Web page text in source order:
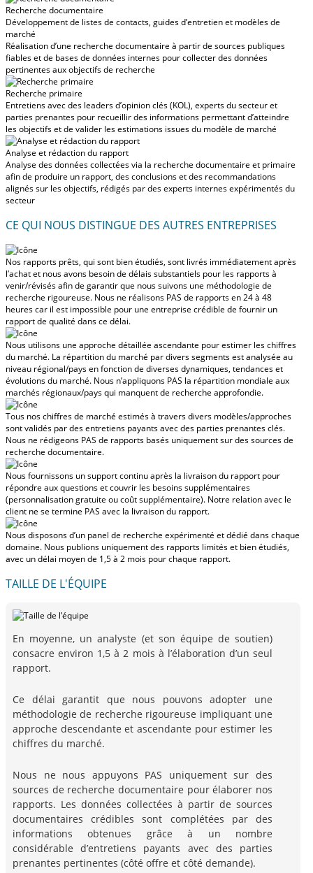
Recherche documentaire
Développement de listes de contacts, guides d’entretien et modèles de
marché
Réalisation d’une recherche documentaire à partir de sources publiques
fiables et de bases de données internes pour collecter des données
pertinentes aux objectifs de recherche
Recherche primaire
Entretiens avec des leaders d’opinion clés (KOL), experts du secteur et
parties prenantes pour recueillir des informations permettant d’atteindre
les objectifs et de valider les estimations issues du modèle de marché
Analyse et rédaction du rapport
Analyse des données collectées via la recherche documentaire et primaire
afin de produire un rapport, des conclusions et des recommandations
alignés sur les objectifs, rédigés par des experts internes expérimentés du
secteur
CE QUI NOUS DISTINGUE DES AUTRES ENTREPRISES
Nos rapports prêts, qui sont bien étudiés, sont livrés immédiatement après
l’achatet nous avons besoin de délais substantiels pour les rapports à
venir/révisés afin de garantir que nous suivons une méthodologie de
recherche rigoureuse. Nous ne réalisons PAS de rapports en 24 à 48
heurescar il est impossible pour une entreprise crédible de fournir un
rapport de qualité dans ce délai.
Nous utilisons une approche détaillée ascendante pour estimer les chiffres
du marché. La répartition du marché par divers segments est analysée au
niveau régional/pays en fonction de diverses dynamiques, tendances et
évolutions du marché. Nous n’appliquons PAS la répartition mondiale aux
marchés régionaux/paysqui manquent de recherche approfondie.
Tous nos chiffres de marché estimés à travers divers modèles/approches
sont validés par des entretiens payants avec des parties prenantes clés.
Nous ne rédigeons PAS de rapports basés uniquement sur des sources de
recherche documentaire.
Nous fournissons un support continu après la livraison du rapport pour
répondre aux questions et couvrir les besoins supplémentaires
(personnalisation gratuite ou coût supplémentaire). Notre relation avec le
client ne se termine PAS avec la livraison du rapport.
Nous disposons d’un panel de recherche expérimenté et dédié dans chaque
domaine. Nous publions uniquement des rapports limités et bien étudiés,
avec un délai moyen de 1,5 à 2 mois pour chaque rapport.
TAILLE DE L'ÉQUIPE
En moyenne, un analyste (et son équipe de soutien)
consacre environ 1,5 à 2 mois à l’élaboration d’un seul
rapport.
Ce délai garantit que nous pouvons adopter une
méthodologie de recherche rigoureuse impliquant une
approche descendante et ascendante pour estimer les
chiffres du marché.
Nous ne nous appuyons PAS uniquement sur des
sources de recherche documentaire pour élaborer nos
rapports. Les données collectées à partir de sources
documentaires crédibles sont complétées par des
informations obtenues grâce à un nombre
considérable d’entretiens payants avec des parties
prenantes pertinentes (côté offre et côté demande).